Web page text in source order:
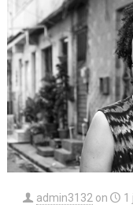
admin3132 on 1